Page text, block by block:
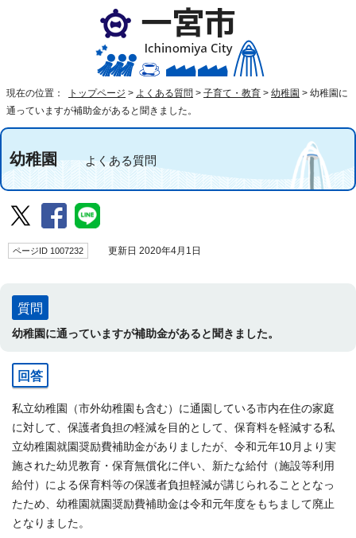
現在の位置： トップページ > よくある質問 > 子育て・教育 > 幼稚園 > 幼稚園に
通っていますが補助金があると聞きました。
幼稚園よくある質問
ページID 1007232 更新日 2020年4月1日
質問
幼稚園に通っていますが補助金があると聞きました。
回答
私立幼稚園（市外幼稚園も含む）に通園している市内在住の家庭
に対して、保護者負担の軽減を目的として、保育料を軽減する私
立幼稚園就園奨励費補助金がありましたが、令和元年10月より実
施された幼児教育・保育無償化に伴い、新たな給付（施設等利用
給付）による保育料等の保護者負担軽減が講じられることとなっ
たため、幼稚園就園奨励費補助金は令和元年度をもちまして廃止
となりました。